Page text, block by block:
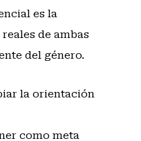
es la
de ambas
del género.
la orientación
como meta